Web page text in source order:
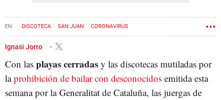
DISCOTECA SAN JUAN CORONAVIRUS
Ignasi Jorro
Con las playas cerradas y las discotecas mutiladas por
laprohibición de bailar con desconocidos emitida esta
semana por la Generalitat de Cataluña, las juergas de